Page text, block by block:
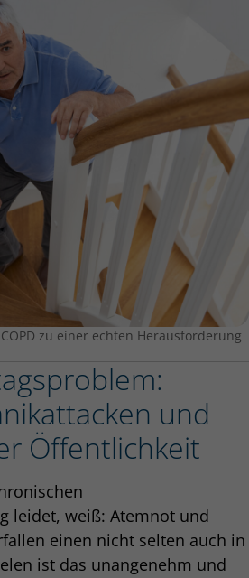
zu einer echten Herausforderung
und
Öffentlichkeit
leidet, weiß: Atemnot und
einen nicht selten auch in
ist das unangenehm und